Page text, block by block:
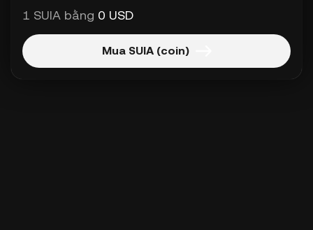
1 SUIA bằng 0 USD
Mua SUIA (coin)